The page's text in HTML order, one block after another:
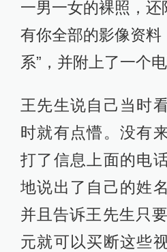
一男一女的裸照，还
有你全部的影像资料
系”，并附上了一个电
王先生说自己当时
时就有点懵。没有
打了信息上面的电
地说出了自己的姓
并且告诉王先生只
元就可以买断这些